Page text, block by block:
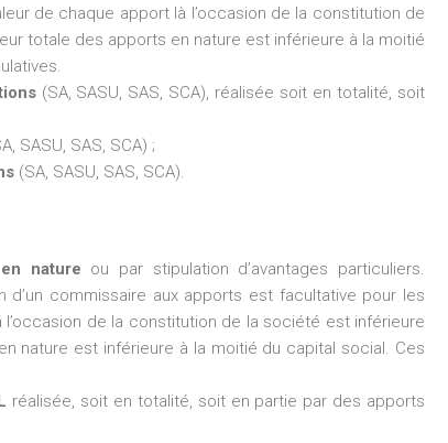
de chaque apport là l’occasion de la constitution de
totale des apports en nature est inférieure à la moitié
(SA, SASU, SAS, SCA), réalisée soit en totalité, soit
SASU, SAS, SCA) ;
(SA, SASU, SAS, SCA).
nature ou par stipulation d’avantages particuliers.
d’un commissaire aux apports est facultative pour les
l’occasion de la constitution de la société est inférieure
nature est inférieure à la moitié du capital social. Ces
réalisée, soit en totalité, soit en partie par des apports